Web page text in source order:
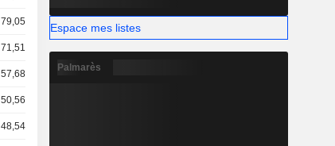
79,05 Md
71,51 Md
57,68 Md
50,56 Md
48,54 Md
Espace mes listes
Palmarès